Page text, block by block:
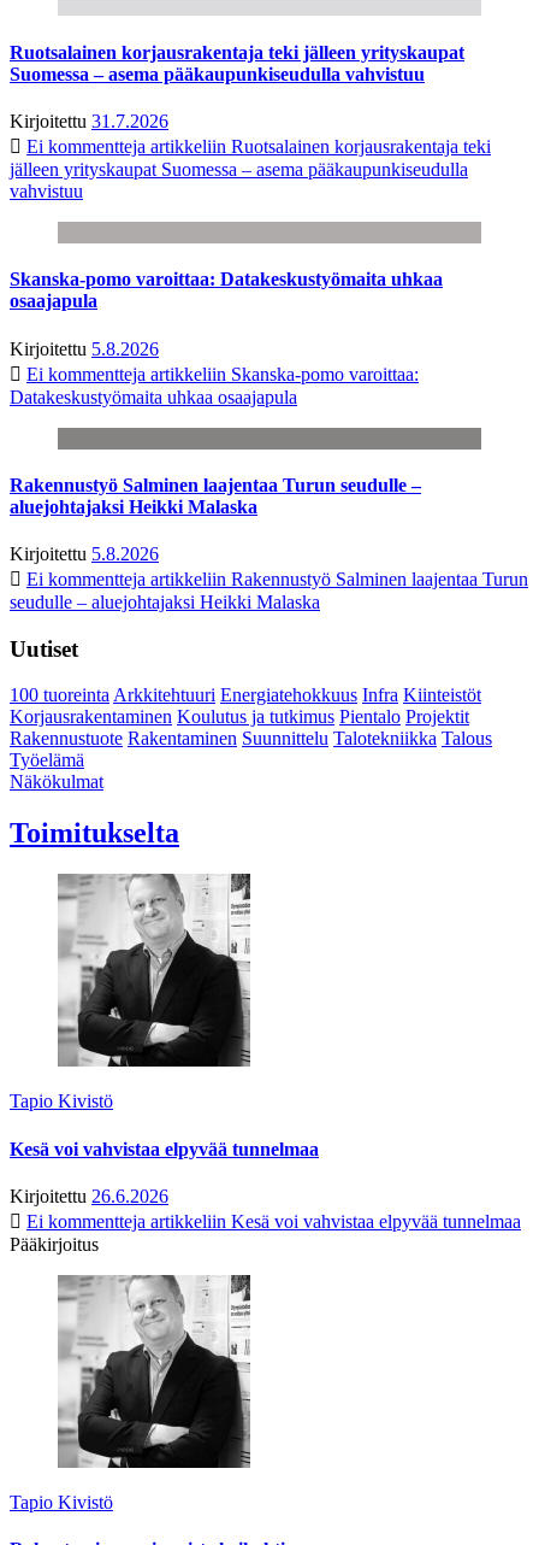
Ruotsalainen korjausrakentaja teki jälleen yrityskaupat
Suomessa – asema pääkaupunkiseudulla vahvistuu
Kirjoitettu 31.7.2026
Ei kommentteja artikkeliin Ruotsalainen korjausrakentaja teki
jälleen yrityskaupat Suomessa – asema pääkaupunkiseudulla
vahvistuu
Skanska-pomo varoittaa: Datakeskustyömaita uhkaa
osaajapula
Kirjoitettu 5.8.2026
Ei kommentteja artikkeliin Skanska-pomo varoittaa:
Datakeskustyömaita uhkaa osaajapula
Rakennustyö Salminen laajentaa Turun seudulle –
aluejohtajaksi Heikki Malaska
Kirjoitettu 5.8.2026
Ei kommentteja artikkeliin Rakennustyö Salminen laajentaa Turun
seudulle – aluejohtajaksi Heikki Malaska
Uutiset
100 tuoreintaArkkitehtuuri Energiatehokkuus Infra Kiinteistöt
Korjausrakentaminen Koulutus ja tutkimus Pientalo Projektit
Rakennustuote Rakentaminen Suunnittelu Talotekniikka Talous
Työelämä
Näkökulmat
Toimitukselta
Tapio Kivistö
Kesä voi vahvistaa elpyvää tunnelmaa
Kirjoitettu 26.6.2026
Ei kommentteja artikkeliin Kesä voi vahvistaa elpyvää tunnelmaa
Pääkirjoitus
Tapio Kivistö